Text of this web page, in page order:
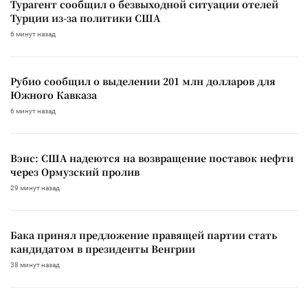
Турагент сообщил о безвыходной ситуации отелей
Турции из-за политики США
6 минут назад
Рубио сообщил о выделении 201 млн долларов для
Южного Кавказа
6 минут назад
Вэнс: США надеются на возвращение поставок нефти
через Ормузский пролив
29 минут назад
Бака принял предложение правящей партии стать
кандидатом в президенты Венгрии
38 минут назад